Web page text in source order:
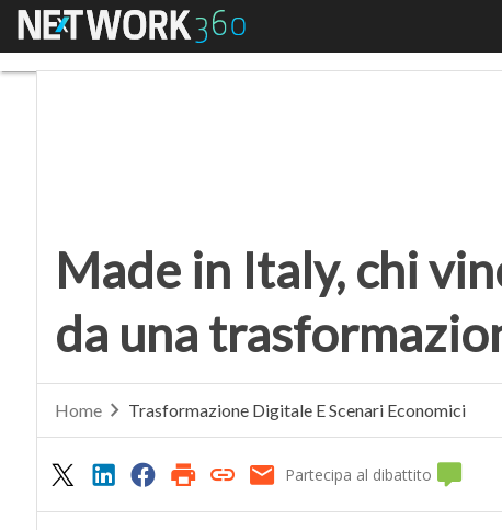
Menu
Made in Italy, chi
da una
Home Trasformazione Digitale E Scenari Economici
Partecipa al dibattito